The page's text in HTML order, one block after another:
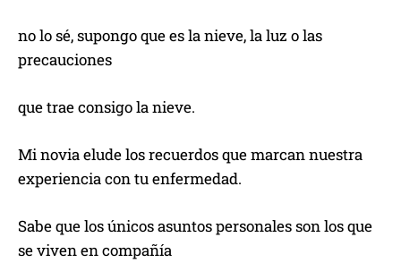
no lo sé, supongo que es la nieve, la luz o las
precauciones
que trae consigo la nieve.
Mi novia elude los recuerdos que marcan nuestra
experiencia con tu enfermedad.
Sabe que los únicos asuntos personales son los que
se viven en compañía